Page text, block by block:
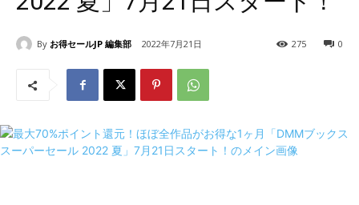
By お得セールJP 編集部 2022年7月21日 0
275